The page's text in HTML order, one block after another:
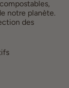
notre planète.
des